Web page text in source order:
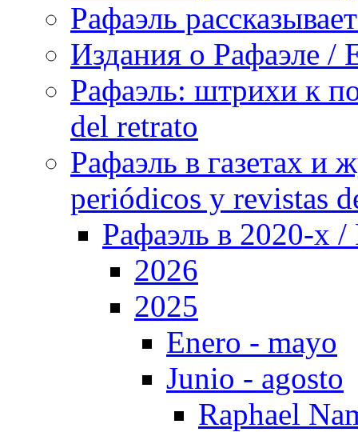
Рафаэль
Издания о Рафаэле /
Рафаэль: штрихи к
del retrato
Рафаэль в газетах и
periódicos y revistas
Рафаэль в 2020-х /
2026
2025
Enero - mayo
Junio - agosto
Raphael